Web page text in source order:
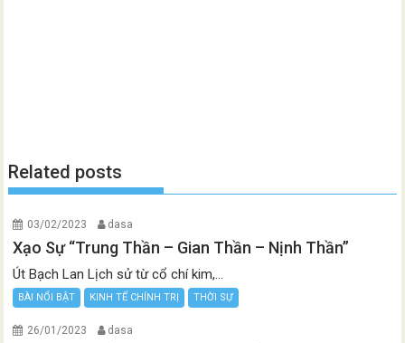
Related posts
03/02/2023 dasa
Xạo Sự “Trung Thần – Gian Thần – Nịnh Thần”
Út Bạch Lan Lịch sử từ cổ chí kim,...
BÀI NỔI BẬT KINH TẾ CHÍNH TRỊ THỜI SỰ
26/01/2023 dasa